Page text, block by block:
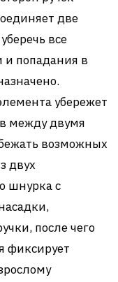
две
все
и попадания в
убережет
между двумя
возможных
двух
шнурка с
после чего
фиксирует